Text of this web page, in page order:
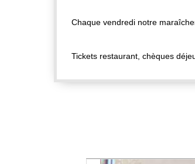
Chaque vendredi notre
Tickets restaurant, chèques